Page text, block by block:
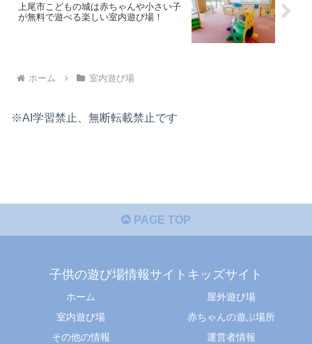
上尾市こどもの城は赤ちゃんや小さい子
が無料で遊べる楽しい室内遊び場！
ホーム 室内遊び場
※AI学習禁止、無断転載禁止です
PAGE TOP
子供の遊び場情報サイトキッズサイト
ホーム
屋外遊び場
室内遊び場
赤ちゃんの遊ぶ場所
その他の情報
運営者情報